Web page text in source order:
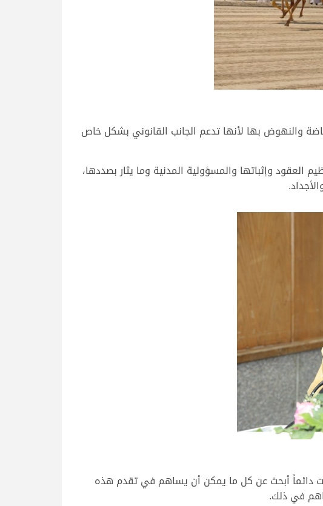
والنهوض بها لأنها تدعم الجانب القانوني بشكل خاص
العقود وإثباتها والمسؤولية المدنية وما يثار بصددها،
دائماً أبحث عن كل ما يمكن أن يساهم في تقدم هذه
في ذلك.